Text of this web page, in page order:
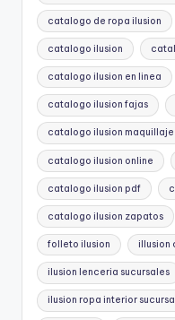
catalogo de ropa ilusion
catalogo ilusion
catalogo ilusion en linea
catalogo ilusion fajas
catalogo ilusion maquillaje
catalogo ilusion online
catalogo ilusion pdf
catalogo ilusion zapatos
folleto ilusion illusion
ilusion lenceria sucursales
ilusion ropa interior